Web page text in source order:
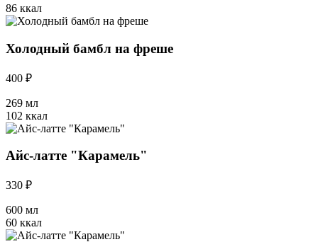
86 ккал
Холодный бамбл на фреше
400 ₽
269 мл
102 ккал
Айс-латте "Карамель"
330 ₽
600 мл
60 ккал